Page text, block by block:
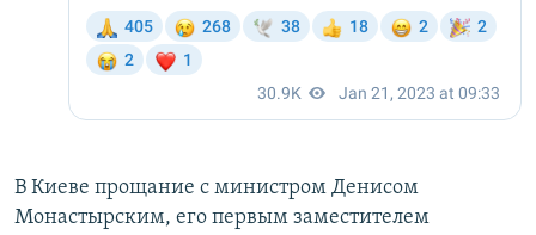
В Киеве прощание с министром Денисом
Монастырским, его первым заместителем